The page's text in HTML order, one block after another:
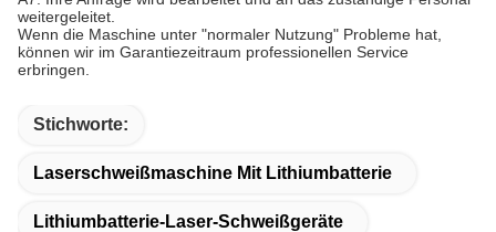
weitergeleitet.
Wenn die Maschine unter "normaler Nutzung" Probleme hat,
können wir im Garantiezeitraum professionellen Service
erbringen.
Stichworte:
Laserschweißmaschine Mit Lithiumbatterie
Lithiumbatterie-Laser-Schweißgeräte